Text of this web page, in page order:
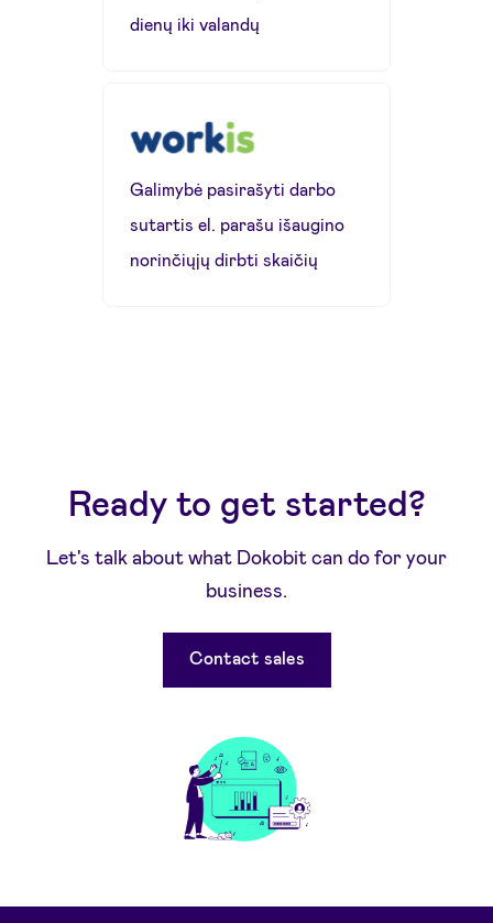
dienų iki valandų
Galimybė pasirašyti darbo
sutartis el. parašu išaugino
norinčiųjų dirbti skaičių
Ready to get started?
Let's talk about what Dokobit can do for your
business.
Contact sales